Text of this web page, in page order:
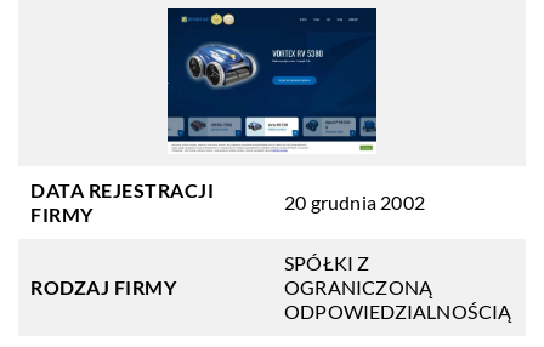
DATA REJESTRACJI
FIRMY
20 grudnia 2002
RODZAJ FIRMY
SPÓŁKI Z
OGRANICZONĄ
ODPOWIEDZIALNOŚCIĄ